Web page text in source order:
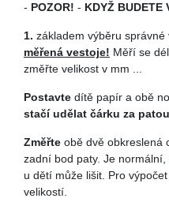
- POZOR! - KDYŽ BUDETE
1. základem výběru
měřená vestoje! Měří se
změřte velikost v mm ...
Postavte dítě papír a obě
stačí udělat čárku za
Změřte obě dvě obkreslená
zadní bod paty. Je
u dětí může lišit. Pro
velikostí.